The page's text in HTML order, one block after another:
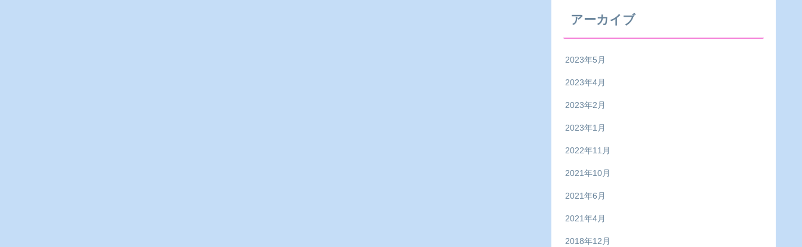
アーカイブ
2023年5月
2023年4月
2023年2月
2023年1月
2022年11月
2021年10月
2021年6月
2021年4月
2018年12月